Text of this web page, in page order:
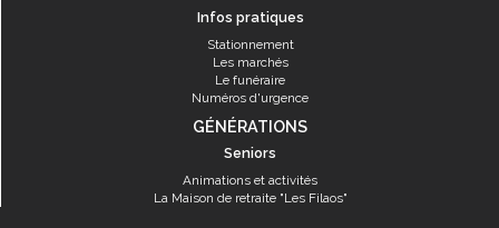
Infos pratiques
Stationnement
Les marchés
Le funéraire
Numéros d'urgence
GÉNÉRATIONS
Seniors
Animations et activités
La Maison de retraite "Les Filaos"